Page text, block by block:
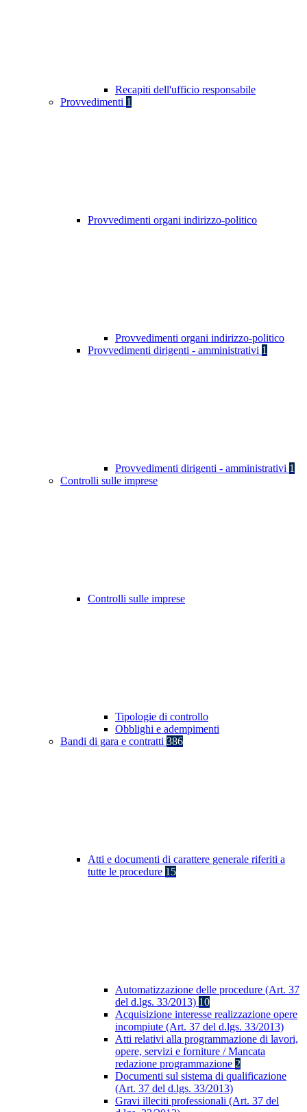
Recapiti dell'ufficio responsabile
Provvedimenti 1
Provvedimenti organi indirizzo-politico
Provvedimenti organi indirizzo-politico
Provvedimenti dirigenti - amministrativi 1
Provvedimenti dirigenti - amministrativi 1
Controlli sulle imprese
Controlli sulle imprese
Tipologie di controllo
Obblighi e adempimenti
Bandi di gara e contratti 386
Atti e documenti di carattere generale riferiti a
tutte le procedure 15
Automatizzazione delle procedure (Art. 37
del d.lgs. 33/2013) 10
Acquisizione interesse realizzazione opere
incompiute (Art. 37 del d.lgs. 33/2013)
Atti relativi alla programmazione di lavori,
opere, servizi e forniture / Mancata
redazione programmazione 2
Documenti sul sistema di qualificazione
(Art. 37 del d.lgs. 33/2013)
Gravi illeciti professionali (Art. 37 del